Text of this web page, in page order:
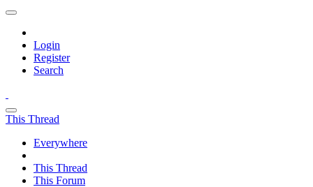
Login
Register
Search
This Thread
Everywhere
This Thread
This Forum